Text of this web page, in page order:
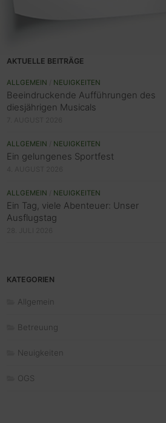
AKTUELLE BEITRÄGE
ALLGEMEIN NEUIGKEITEN
Beeindruckende Aufführungen des
diesjährigen Musicals
ALLGEMEIN NEUIGKEITEN
Ein gelungenes Sportfest
ALLGEMEIN NEUIGKEITEN
Ein Tag, viele Abenteuer: Unser
Ausflugstag
KATEGORIEN
Allgemein
Betreuung
Neuigkeiten
OGS